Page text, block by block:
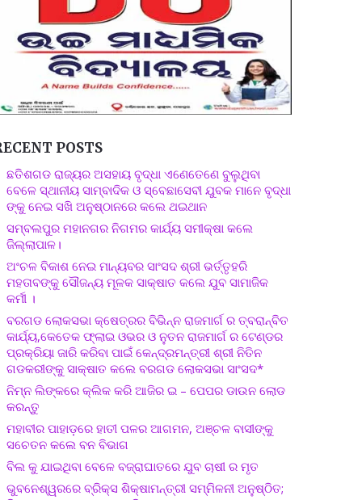
POSTS
ଛତିଶଗଡ ରାଜ୍ୟର ଅସହାୟ ବୃଦ୍ଧା ଏଣେତେଣେ ବୁଲୁଥିବା
ବେଳେ ସ୍ଥାନୀୟ ସାମ୍ବାଦିକ ଓ ସ୍ବେଛାସେବୀ ଯୁବକ ମାନେ ବୃଦ୍ଧା
ଙ୍କୁ ନେଇ ସଖି ଅନୁଷ୍ଠାନରେ କଲେ ଥଇଥାନ
ସମ୍ବଲପୁର ମହାନଗର ନିଗମର କାର୍ଯ୍ୟ ସମୀକ୍ଷା କଲେ
ଜିଲ୍ଲାପାଳ।
ଅଂଚଳ ବିକାଶ ନେଇ ମାନ୍ୟବର ସାଂସଦ ଶ୍ରୀ ଭର୍ତ୍ତୃହରି
ମହତାବଙ୍କୁ ସୌଜନ୍ୟ ମୂଳକ ସାକ୍ଷାତ କଲେ ଯୁବ ସାମାଜିକ
କର୍ମୀ ।
ବରଗଡ ଲୋକସଭା କ୍ଷେତ୍ରର ବିଭିନ୍ନ ରାଜମାର୍ଗ ର ତ୍ବରାନ୍ବିତ
କାର୍ଯ୍ୟ,କେତେକ ଫ୍ଲାଇ ଓଭର ଓ ନୁତନ ରାଜମାର୍ଗ ର ଟେଣ୍ଡର
ପ୍ରକ୍ରିୟା ଜାରି କରିବା ପାଇଁ କେନ୍ଦ୍ରମନ୍ତ୍ରୀ ଶ୍ରୀ ନିତିନ
ଗଡକରୀଙ୍କୁ ସାକ୍ଷାତ କଲେ ବରଗଡ ଲୋକସଭା ସାଂସଦ*
ନିମ୍ନ ଲିଙ୍କରେ କ୍ଲିକ କରି ଆଜିର ଇ – ପେପର ଡାଉନ ଲୋଡ
କରନ୍ତୁ
ମହାବୀର ପାହାଡ଼ରେ ହାତୀ ପଳର ଆଗମନ, ଅଞ୍ଚଳ ବାସୀଙ୍କୁ
ସଚେତନ କଲେ ବନ ବିଭାଗ
ବିଲ କୁ ଯାଇଥିବା ବେଳେ ବଜ୍ରାଘାତରେ ଯୁବ ଚାଷୀ ର ମୃତ
ଭୁବନେଶ୍ୱରରେ ବ୍ରିକ୍ସ ଶିକ୍ଷାମନ୍ତ୍ରୀ ସମ୍ମିଳନୀ ଅନୁଷ୍ଠିତ;